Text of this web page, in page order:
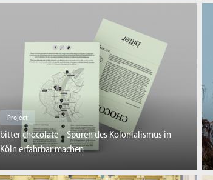
Project
bitter chocolate – Spuren des Kolonialismus in
Köln erfahrbar machen